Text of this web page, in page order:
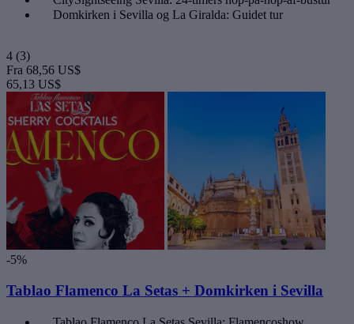
Domkirken i Sevilla og La Giralda: Guidet tur
4 (3)
Fra 68,56 US$
65,13 US$
-5%
Tablao Flamenco La Setas + Domkirken i Sevilla